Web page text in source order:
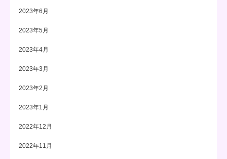
2023年6月
2023年5月
2023年4月
2023年3月
2023年2月
2023年1月
2022年12月
2022年11月